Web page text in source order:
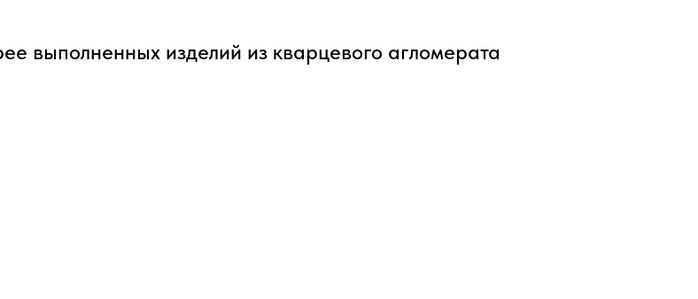
выполненных изделий из кварцевого агломерата